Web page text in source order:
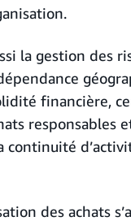
la gestion des
financière,
responsables
des achats